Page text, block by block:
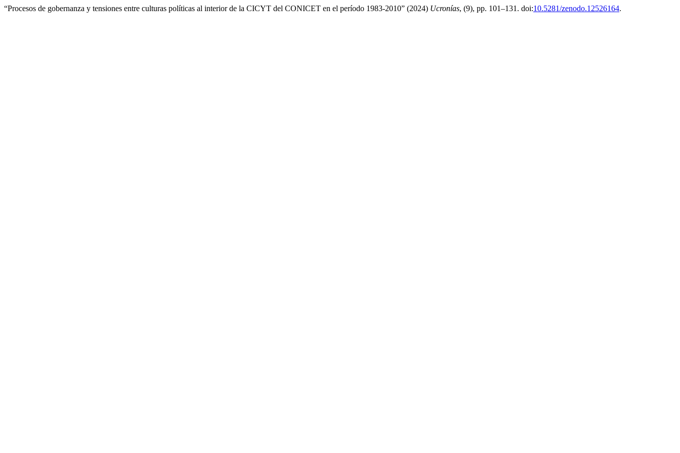
“Procesos de gobernanza y tensiones entre culturas políticas al interior de la CICYT del CONICET en el período 1983-2010” (2024) Ucronías, (9), pp. 101–131. doi:10.5281/zenodo.12526164.